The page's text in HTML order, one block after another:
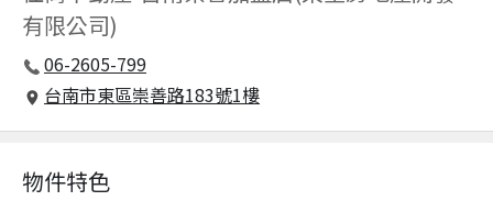
有限公司)
06-2605-799
台南市東區崇善路183號1樓
物件特色